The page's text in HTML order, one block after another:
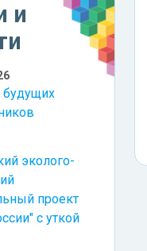
и
будущих
эколого-
проект
с уткой